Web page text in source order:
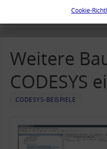
Cookie-
Weitere
CODESYS
CODESYS-BEISPIELE